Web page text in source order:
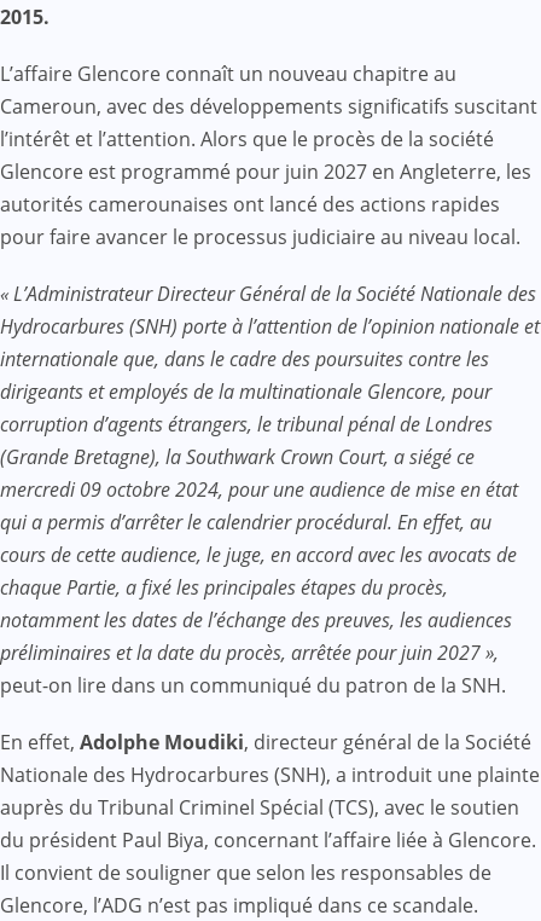
2015.
L’affaire Glencore connaît un nouveau chapitre au
Cameroun, avec des développements significatifs suscitant
l’intérêt et l’attention. Alors que le procès de la société
Glencore est programmé pour juin 2027 en Angleterre, les
autorités camerounaises ont lancé des actions rapides
pour faire avancer le processus judiciaire au niveau local.
« L’Administrateur Directeur Général de la Société Nationale des
Hydrocarbures (SNH) porte à l’attention de l’opinion nationale et
internationale que, dans le cadre des poursuites contre les
dirigeants et employés de la multinationale Glencore, pour
corruption d’agents étrangers, le tribunal pénal de Londres
(Grande Bretagne), la Southwark Crown Court, a siégé ce
mercredi 09 octobre 2024, pour une audience de mise en état
qui a permis d’arrêter le calendrier procédural. En effet, au
cours de cette audience, le juge, en accord avec les avocats de
chaque Partie, a fixé les principales étapes du procès,
notamment les dates de l’échange des preuves, les audiences
préliminaires et la date du procès, arrêtée pour juin 2027 »,
peut-on lire dans un communiqué du patron de la SNH.
En effet, Adolphe Moudiki, directeur général de la Société
Nationale des Hydrocarbures (SNH), a introduit une plainte
auprès du Tribunal Criminel Spécial (TCS), avec le soutien
du président Paul Biya, concernant l’affaire liée à Glencore.
Il convient de souligner que selon les responsables de
Glencore, l’ADG n’est pas impliqué dans ce scandale.